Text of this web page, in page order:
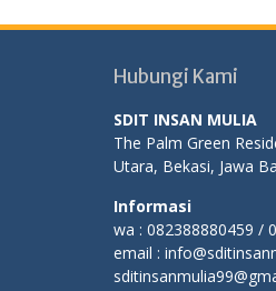
Hubungi Kami
SDIT INSAN MULIA
The Palm Green
Utara, Bekasi, Jawa
Informasi
wa : 082388880459 /
email :